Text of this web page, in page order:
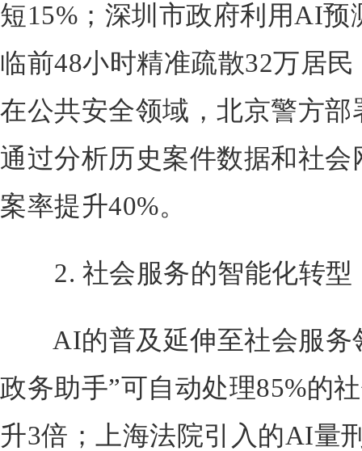
短15%；深圳市政府利用AI预
临前48小时精准疏散32万居
在公共安全领域，北京警方
通过分析历史案件数据和社
案率提升40%。
2. 社会服务的智能化转型
AI的普及延伸至社会服务
政务助手”可自动处理85%的
升3倍；上海法院引入的AI量